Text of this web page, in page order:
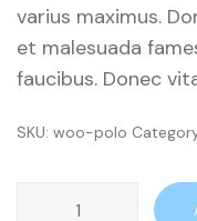
varius maximus.
et malesuada
faucibus. Donec
SKU: woo-polo